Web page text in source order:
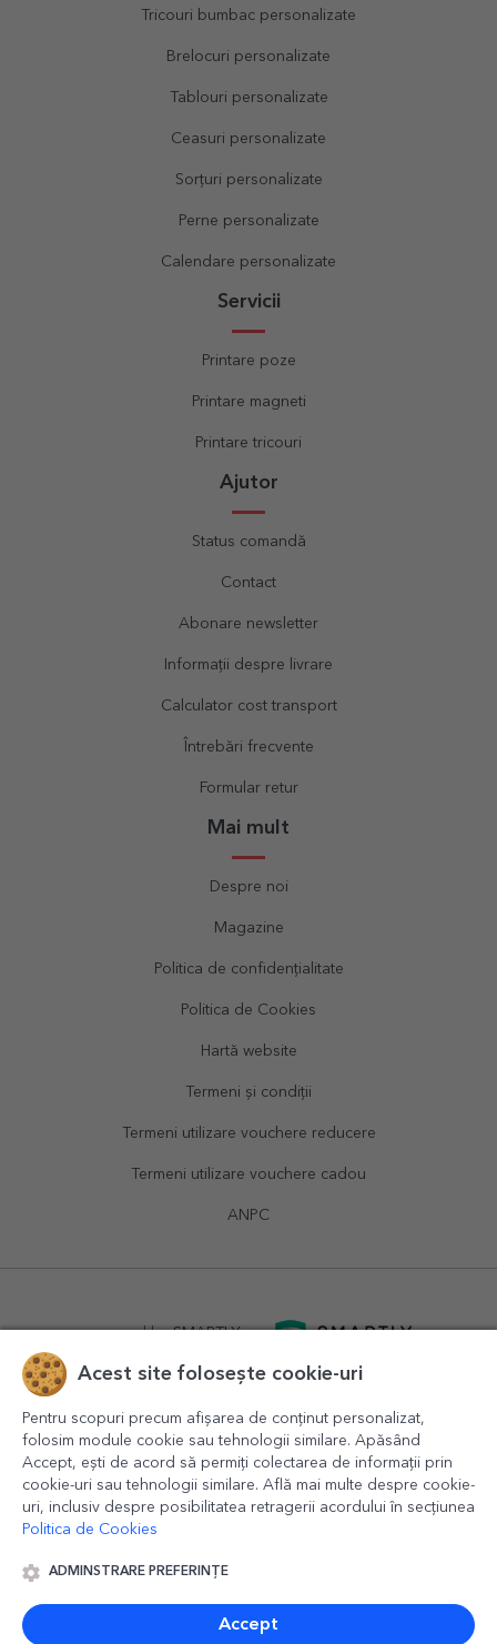
Tricouri bumbac personalizate
Brelocuri personalizate
Tablouri personalizate
Ceasuri personalizate
Sorțuri personalizate
Perne personalizate
Calendare personalizate
Servicii
Printare poze
Printare magneti
Printare tricouri
Ajutor
Status comandă
Contact
Abonare newsletter
Informații despre livrare
Calculator cost transport
Întrebări frecvente
Formular retur
Mai mult
Despre noi
Magazine
Politica de confidențialitate
Politica de Cookies
Hartă website
Termeni și condiții
Termeni utilizare vouchere reducere
Termeni utilizare vouchere cadou
ANPC
powered bySMARTLY.ro
© 2016-2026 StarGift Romania,
contact@stargift.ro
Acest site folosește cookie-uri
Pentru scopuri precum afișarea de conținut personalizat,
folosim module cookie sau tehnologii similare. Apăsând
Accept, ești de acord să permiți colectarea de informații prin
cookie-uri sau tehnologii similare. Află mai multe despre cookie-
uri, inclusiv despre posibilitatea retragerii acordului în secțiunea
Politica de Cookies
ADMINSTRARE PREFERINȚE
Accept